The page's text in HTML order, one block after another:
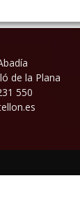
de la Plana
550